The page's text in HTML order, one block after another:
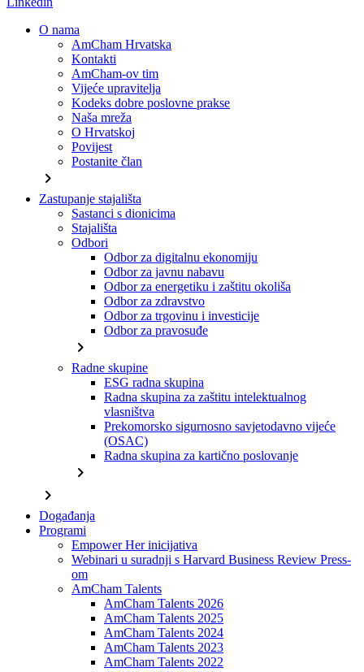
O nama
AmCham Hrvatska
Kontakti
AmCham-ov tim
Vijeće upravitelja
Kodeks dobre poslovne prakse
Naša mreža
O Hrvatskoj
Povijest
Postanite član
chevron_right
Zastupanje stajališta
Sastanci s dionicima
Stajališta
Odbori
Odbor za digitalnu ekonomiju
Odbor za javnu nabavu
Odbor za energetiku i zaštitu okoliša
Odbor za zdravstvo
Odbor za trgovinu i investicije
Odbor za pravosuđe
chevron_right
Radne skupine
ESG radna skupina
Radna skupina za zaštitu intelektualnog
vlasništva
Prekomorsko sigurnosno savjetodavno vijeće
(OSAC)
Radna skupina za kartično poslovanje
chevron_right
chevron_right
Događanja
Programi
Empower Her inicijativa
Webinari u suradnji s Harvard Business Review Press-
om
AmCham Talents
AmCham Talents 2026
AmCham Talents 2025
AmCham Talents 2024
AmCham Talents 2023
AmCham Talents 2022